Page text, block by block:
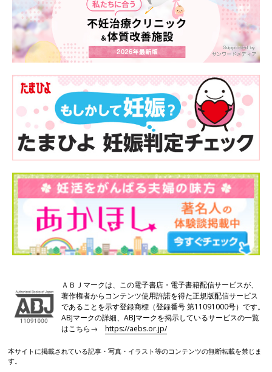
ＡＢＪマークは、この電子書店・電子書籍配信サービスが、
著作権者からコンテンツ使用許諾を得た正規版配信サービス
であることを示す登録商標（登録番号 第11091000号）です。
ABJマークの詳細、ABJマークを掲示しているサービスの一覧
はこちら→https://aebs.or.jp/
本サイトに掲載されている記事・写真・イラスト等のコンテンツの無断転載を禁じま
す。